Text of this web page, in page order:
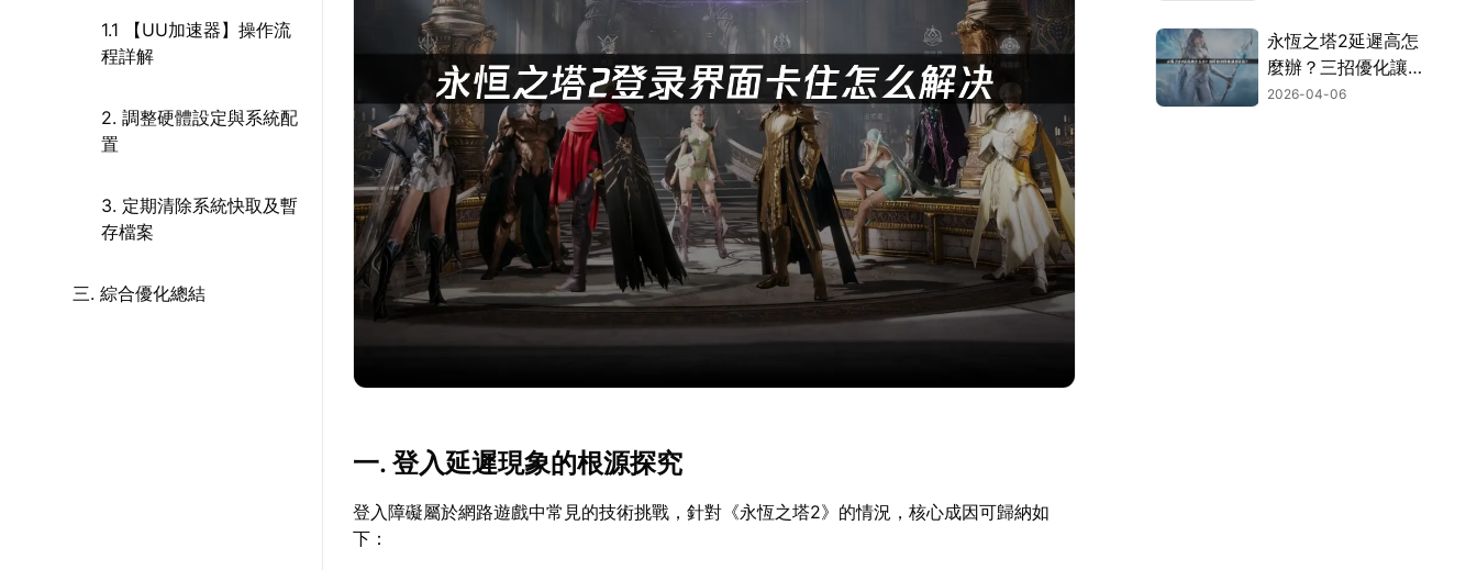
1.1 【UU加速器】操作流
程詳解
2. 調整硬體設定與系統配
置
3. 定期清除系統快取及暫
存檔案
三. 綜合優化總結
一. 登入延遲現象的根源探究
登入障礙屬於網路遊戲中常見的技術挑戰，針對《永恆之塔2》的情況，核心成因可歸納如
下：
永恆之塔2延遲高怎
麼辦？三招優化讓你
暢玩無阻！
2026-04-06